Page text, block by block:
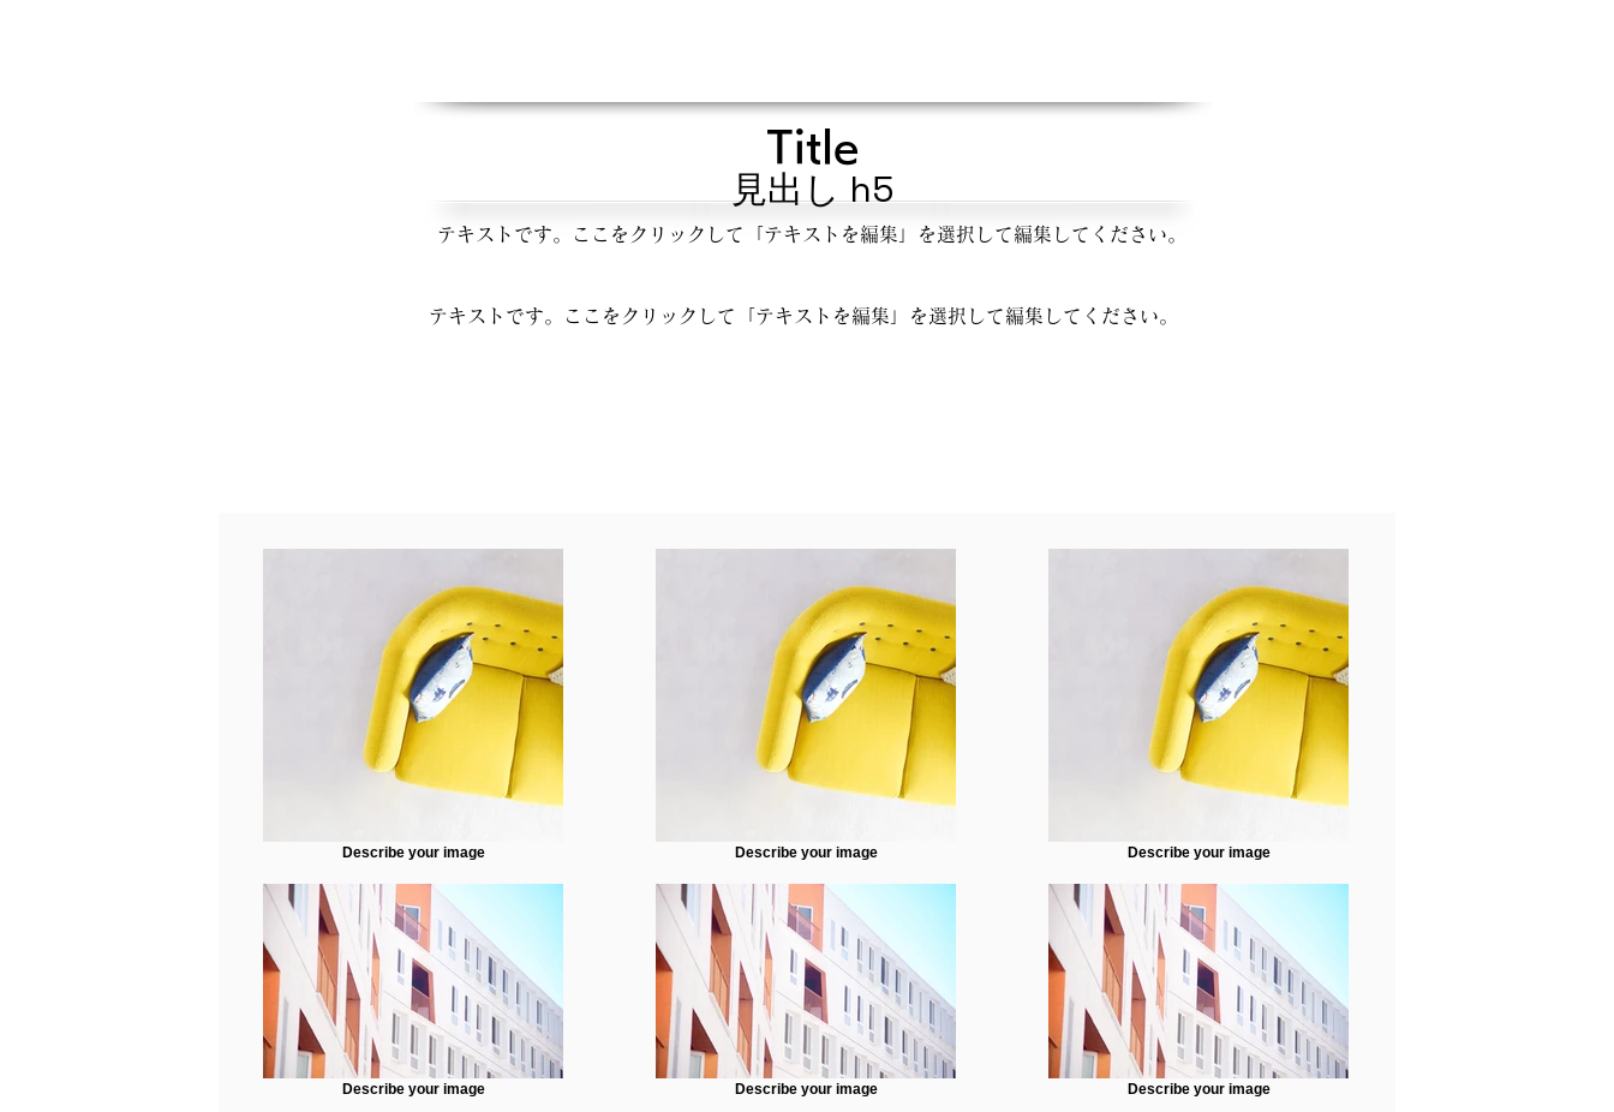
Title
見出し h5
テキストです。ここをクリックして「テキストを編集」を選択して編集してください。
テキストです。ここをクリックして「テキストを編集」を選択して編集してください。
Describe your image
Describe your image
Describe your image
Describe your image
Describe your image
Describe your image